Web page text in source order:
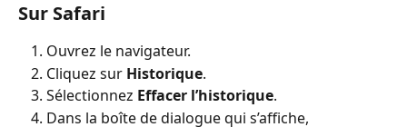
Sur Safari
Ouvrez le navigateur.
Cliquez sur Historique.
Sélectionnez Effacer l’historique.
Dans la boîte de dialogue qui s’affiche,